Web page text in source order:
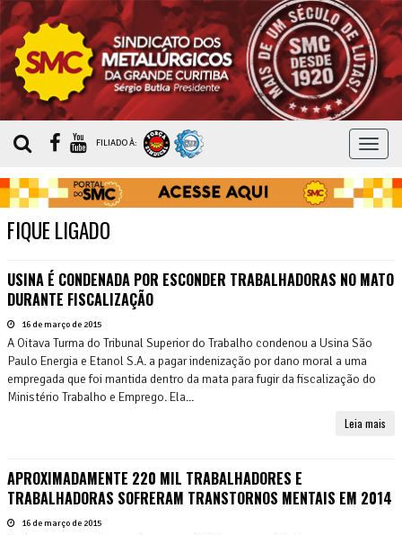
MENU
FILIADO À:
FIQUE LIGADO
USINA É CONDENADA POR ESCONDER TRABALHADORAS NO MATO
DURANTE FISCALIZAÇÃO
16 de março de 2015
A Oitava Turma do Tribunal Superior do Trabalho condenou a Usina São
Paulo Energia e Etanol S.A. a pagar indenização por dano moral a uma
empregada que foi mantida dentro da mata para fugir da fiscalização do
Ministério Trabalho e Emprego. Ela...
Leia mais
APROXIMADAMENTE 220 MIL TRABALHADORES E
TRABALHADORAS SOFRERAM TRANSTORNOS MENTAIS EM 2014
16 de março de 2015